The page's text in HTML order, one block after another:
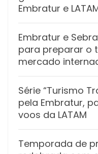
Embratur e
Embratur e
para preparar o
mercado
Série “Turismo
pela Embratur,
voos da LATAM
Temporada de